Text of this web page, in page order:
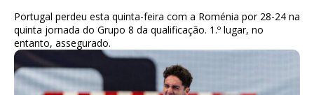
Portugal perdeu esta quinta-feira com a Roménia por 28-24 na
quinta jornada do Grupo 8 da qualificação. 1.º lugar, no
entanto, assegurado.